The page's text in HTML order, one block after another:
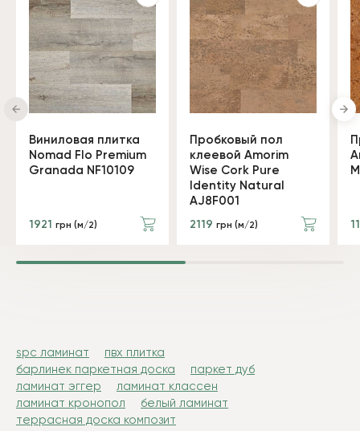
Виниловая плитка
Nomad Flo Premium
Granada NF10109
1921 грн (м/2)
Пробковый пол
клеевой Amorim
Wise Cork Pure
Identity Natural
AJ8F001
2119 грн (м/2)
spc ламинат
пвх плитка
барлинек паркетная доска
паркет дуб
ламинат эггер
ламинат классен
ламинат кронопол
белый ламинат
террасная доска композит